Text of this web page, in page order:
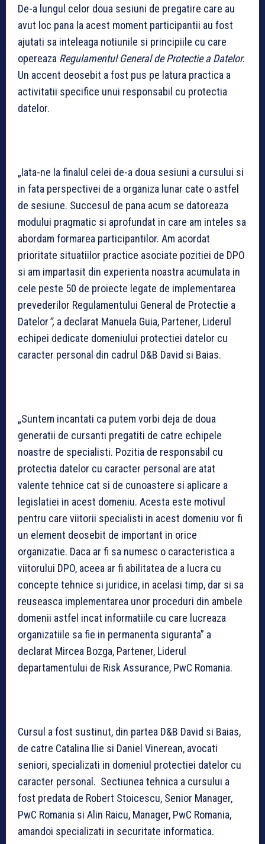
De-a lungul celor doua sesiuni de pregatire care au
avut loc pana la acest moment participantii au fost
ajutati sa inteleaga notiunile si principiile cu care
opereaza Regulamentul General de Protectie a Datelor.
Un accent deosebit a fost pus pe latura practica a
activitatii specifice unui responsabil cu protectia
datelor.
„Iata-ne la finalul celei de-a doua sesiuni a cursului si
in fata perspectivei de a organiza lunar cate o astfel
de sesiune. Succesul de pana acum se datoreaza
modului pragmatic si aprofundat in care am inteles sa
abordam formarea participantilor. Am acordat
prioritate situatiilor practice asociate pozitiei de DPO
si am impartasit din experienta noastra acumulata in
cele peste 50 de proiecte legate de implementarea
prevederilor Regulamentului General de Protectie a
Datelor”, a declarat Manuela Guia, Partener, Liderul
echipei dedicate domeniului protectiei datelor cu
caracter personal din cadrul D&B David si Baias.
„Suntem incantati ca putem vorbi deja de doua
generatii de cursanti pregatiti de catre echipele
noastre de specialisti. Pozitia de responsabil cu
protectia datelor cu caracter personal are atat
valente tehnice cat si de cunoastere si aplicare a
legislatiei in acest domeniu. Acesta este motivul
pentru care viitorii specialisti in acest domeniu vor fi
un element deosebit de important in orice
organizatie. Daca ar fi sa numesc o caracteristica a
viitorului DPO, aceea ar fi abilitatea de a lucra cu
concepte tehnice si juridice, in acelasi timp, dar si sa
reuseasca implementarea unor proceduri din ambele
domenii astfel incat informatiile cu care lucreaza
organizatiile sa fie in permanenta siguranta” a
declarat Mircea Bozga, Partener, Liderul
departamentului de Risk Assurance, PwC Romania.
Cursul a fost sustinut, din partea D&B David si Baias,
de catre Catalina Ilie si Daniel Vinerean, avocati
seniori, specializati in domeniul protectiei datelor cu
caracter personal. Sectiunea tehnica a cursului a
fost predata de Robert Stoicescu, Senior Manager,
PwC Romania si Alin Raicu, Manager, PwC Romania,
amandoi specializati in securitate informatica.